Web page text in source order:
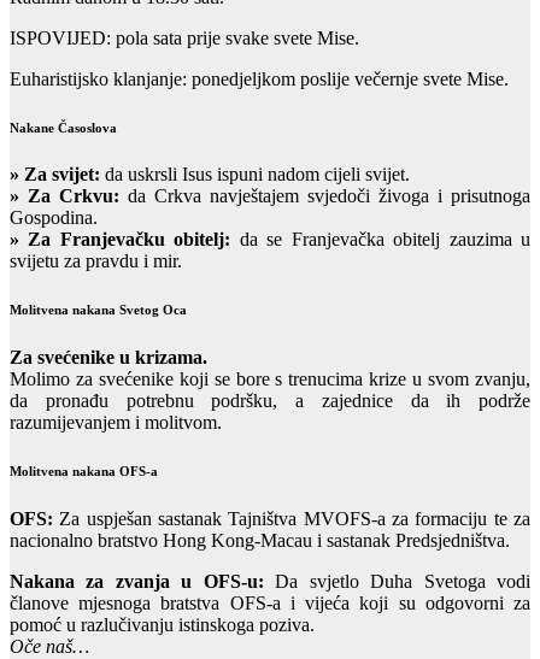
ISPOVIJED: pola sata prije svake svete Mise.
Euharistijsko klanjanje: ponedjeljkom poslije večernje svete Mise.
Nakane Časoslova
» Za svijet: da uskrsli Isus ispuni nadom cijeli svijet.
» Za Crkvu: da Crkva navještajem svjedoči živoga i prisutnoga
Gospodina.
» Za Franjevačku obitelj: da se Franjevačka obitelj zauzima u
svijetu za pravdu i mir.
Molitvena nakana Svetog Oca
Za svećenike u krizama.
Molimo za svećenike koji se bore s trenucima krize u svom zvanju,
da pronađu potrebnu podršku, a zajednice da ih podrže
razumijevanjem i molitvom.
Molitvena nakana OFS-a
OFS: Za uspješan sastanak Tajništva MVOFS-a za formaciju te za
nacionalno bratstvo Hong Kong-Macau i sastanak Predsjedništva.
Nakana za zvanja u OFS-u: Da svjetlo Duha Svetoga vodi
članove mjesnoga bratstva OFS-a i vijeća koji su odgovorni za
pomoć u razlučivanju istinskoga poziva.
Oče naš…